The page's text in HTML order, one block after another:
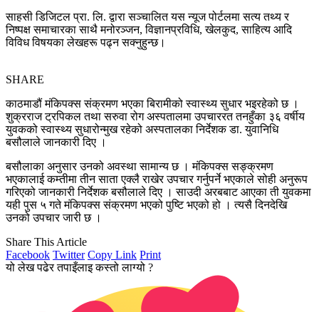
साहसी डिजिटल प्रा. लि. द्वारा सञ्चालित यस न्यूज पोर्टलमा सत्य तथ्य र
निष्पक्ष समाचारका साथै मनोरञ्जन, विज्ञानप्रविधि, खेलकुद, साहित्य आदि
विविध विषयका लेखहरू पढ्न सक्नुहुन्छ।
SHARE
काठमाडौं मंकिपक्स संक्रमण भएका बिरामीको स्वास्थ्य सुधार भइरहेको छ ।
शुक्रराज ट्रपिकल तथा सरुवा रोग अस्पतालमा उपचाररत तनहुँका ३६ वर्षीय
युवकको स्वास्थ्य सुधारोन्मुख रहेको अस्पतालका निर्देशक डा. युवानिधि
बसौलाले जानकारी दिए ।
बसौलाका अनुसार उनको अवस्था सामान्य छ । मंकिपक्स सङ्क्रमण
भएकालाई कम्तीमा तीन साता एक्लै राखेर उपचार गर्नुपर्ने भएकाले सोही अनुरूप
गरिएको जानकारी निर्देशक बसौलाले दिए । साउदी अरबबाट आएका ती युवकमा
यही पुस ५ गते मंकिपक्स संक्रमण भएको पुष्टि भएको हो । त्यसै दिनदेखि
उनको उपचार जारी छ ।
Share This Article
Facebook Twitter Copy Link Print
यो लेख पढेर तपाइँलाइ कस्तो लाग्यो ?